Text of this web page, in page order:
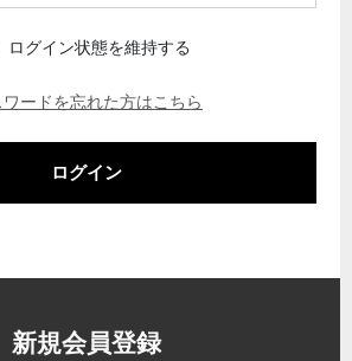
ログイン状態を維持する
ードを忘れた方はこちら
ログイン
新規会員登録